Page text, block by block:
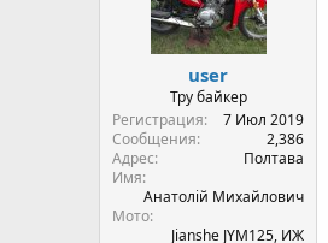
user
Тру байкер
Регистрация
7 Июл 2019
Сообщения
2,386
Адрес
Полтава
Имя
Анатолій Михайлович
Мото
Jianshe JYM125, ИЖ